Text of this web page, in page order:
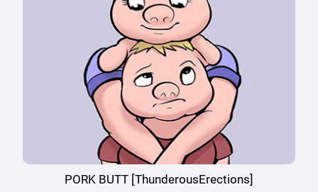
PORK BUTT [ThunderousErections]